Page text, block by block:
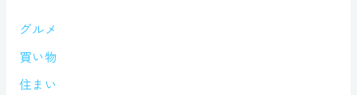
グルメ
買い物
住まい